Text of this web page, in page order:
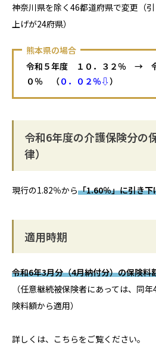
神奈川県を除く46都道府県で変更（
上げが24府県）
熊本県の場合
令和５年度 １０．３２％ →
０％ （０．０２％⇩）
令和6年度の介護保険分の
律）
現行の1.82％から「1.60％」に引き下
適用時期
令和6年3月分（4月納付分）の保険料
（任意継続被保険者にあっては、同
険料額から適用）
詳しくは、こちらをご覧ください。